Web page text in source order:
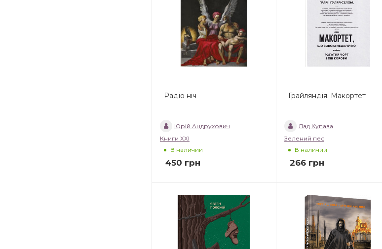
Радіо ніч
Юрій Андрухович
Книги ХХІ
В наличии
450 грн
Грайляндія. Макортет
Лад Купава
Зелений пес
В наличии
266грн